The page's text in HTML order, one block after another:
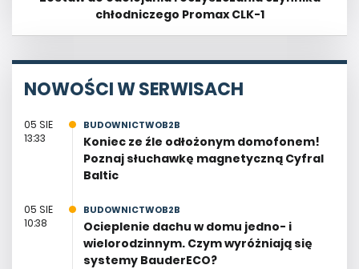
chłodniczego Promax CLK-1
NOWOŚCI W SERWISACH
05 SIE
13:33
BUDOWNICTWOB2B
Koniec ze źle odłożonym domofonem!
Poznaj słuchawkę magnetyczną Cyfral
Baltic
05 SIE
10:38
BUDOWNICTWOB2B
Ocieplenie dachu w domu jedno- i
wielorodzinnym. Czym wyróżniają się
systemy BauderECO?